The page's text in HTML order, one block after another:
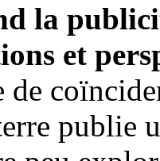
la
et
de
publie